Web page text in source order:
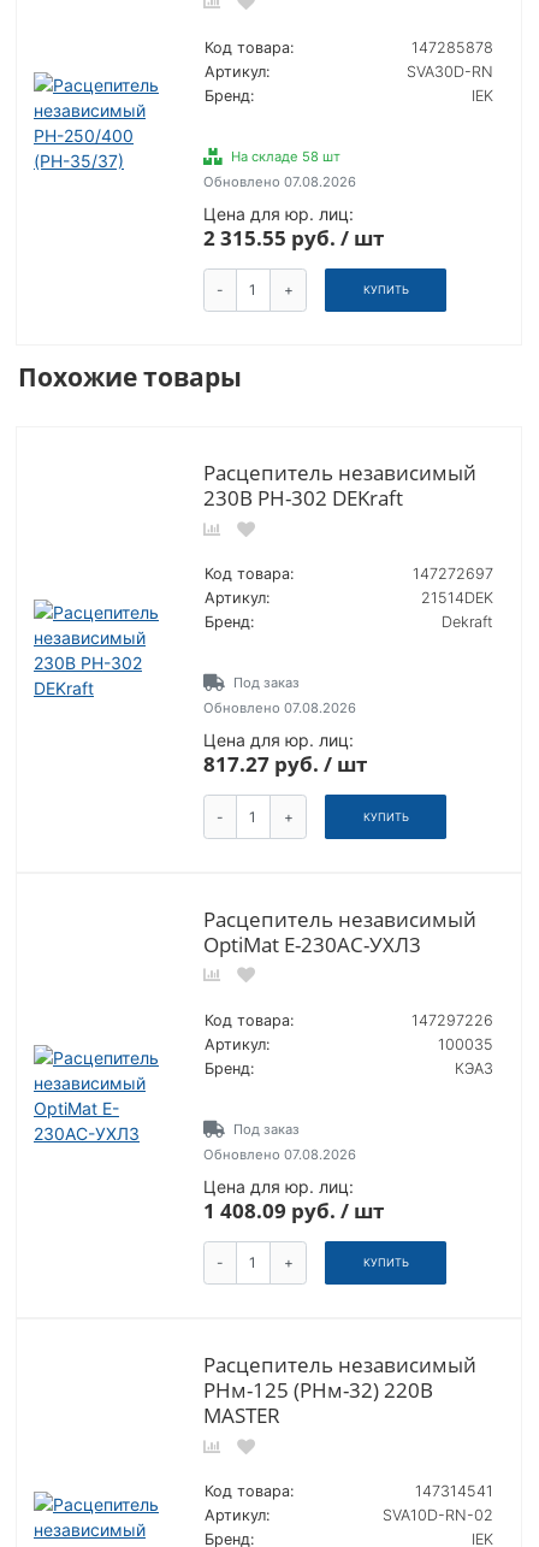
Код товара:
147285878
Артикул:
SVA30D-RN
Бренд:
IEK
На складе 58 шт
Обновлено 07.08.2026
Цена для юр. лиц:
2 315.55 руб. / шт
- + КУПИТЬ
Похожие товары
Расцепитель независимый
230В РН-302 DEKraft
Код товара:
147272697
Артикул:
21514DEK
Бренд:
Dekraft
Под заказ
Обновлено 07.08.2026
Цена для юр. лиц:
817.27 руб. / шт
- + КУПИТЬ
Расцепитель независимый
OptiMat E-230AC-УХЛ3
Код товара:
147297226
Артикул:
100035
Бренд:
КЭАЗ
Под заказ
Обновлено 07.08.2026
Цена для юр. лиц:
1 408.09 руб. / шт
- + КУПИТЬ
Расцепитель независимый
РНм-125 (РНм-32) 220В
MASTER
Код товара:
147314541
Артикул:
SVA10D-RN-02
Бренд:
IEK